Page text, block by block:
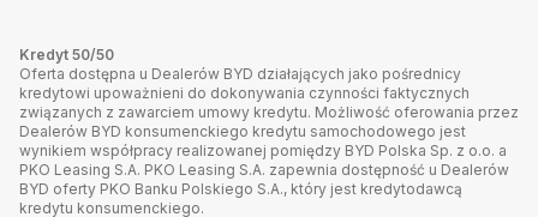
Kredyt 50/50
Oferta dostępna u Dealerów BYD działających jako pośrednicy
kredytowi upoważnieni do dokonywania czynności faktycznych
związanych z zawarciem umowy kredytu. Możliwość oferowania przez
Dealerów BYD konsumenckiego kredytu samochodowego jest
wynikiem współpracy realizowanej pomiędzy BYD Polska Sp. z o.o. a
PKO Leasing S.A. PKO Leasing S.A. zapewnia dostępność u Dealerów
BYD oferty PKO Banku Polskiego S.A., który jest kredytodawcą
kredytu konsumenckiego.